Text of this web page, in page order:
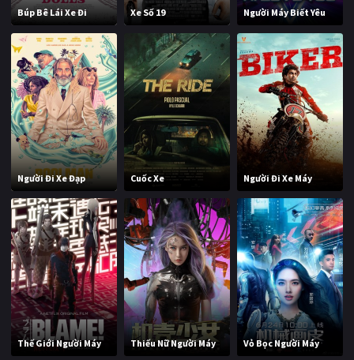
Búp Bê Lái Xe Đi Xe Số 19 Người Máy Biết Yêu
Người Đi Xe Đạp Cuốc Xe Người Đi Xe Máy
Thế Giới Người Máy Thiếu Nữ Người Máy Vỏ Bọc Người Máy